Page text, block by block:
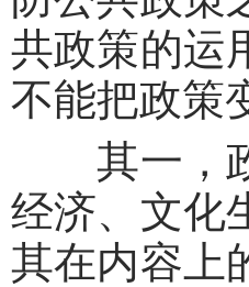
共政策的运
不能把政策
其一，政
经济、文化
其在内容上